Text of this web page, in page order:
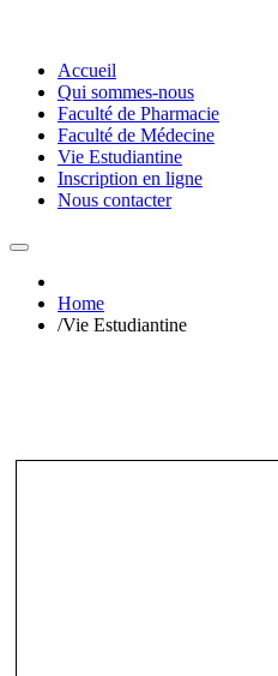
Accueil
Qui sommes-nous
Faculté de Pharmacie
Faculté de Médecine
Vie Estudiantine
Inscription en ligne
Nous contacter
Home
/Vie Estudiantine